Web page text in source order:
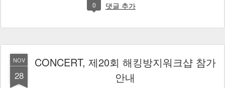
0 댓글 추가
NOV
28
CONCERT, 제20회 해킹방지워크샵 참가
안내